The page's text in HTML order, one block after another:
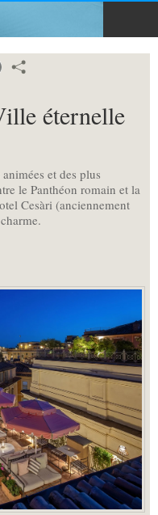
éternelle
et des plus
le Panthéon romain et la
Cesàri (anciennement